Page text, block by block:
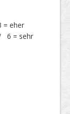
eher
= sehr